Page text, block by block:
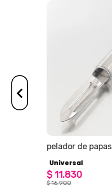
pelador de papas
Universal
$ 11.830
$ 16.900